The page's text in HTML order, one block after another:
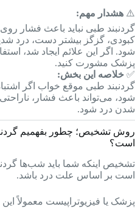
⚠️ هشدار مهم:
گردنبند طبی نباید باعث فشار
کبودی، گزگز بیشتر دست، درد
شود. اگر این علائم ایجاد شد،
پزشک مشورت کنید.
✅ خلاصه این بخش:
گردنبند طبی موقع خواب اگر
شود، می‌تواند باعث فشار،
شدن درد شود.
روش تشخیص؛ چطور بفهمیم
است؟
تشخیص اینکه شما باید شب‌ها
است بر اساس علت درد باشد.
پزشک یا فیزیوتراپیست معمولاً